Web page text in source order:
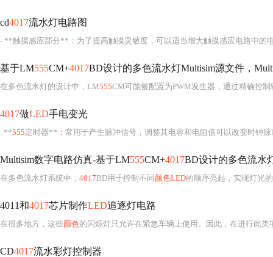
cd4017流水灯电路图
- **触摸感应部分** ： 为了提高触摸灵敏度，可以适当增大触摸感应电路中的
基于LM555CM+4017BD设计的多色流水灯Multisim源文件，
在多色流水灯的设计中，LM555CM可能被配置为PWM发生器，通过精确控
4017做LED手电变光
. **555定时器** ： 常用于产生脉冲信号，调整其电容和电阻值可以改变时钟
Multisim数字电路仿真-基于LM555CM+4017BD设计的多色流水
在多色流水灯系统中， 4017BD用于控制不同颜色LED的顺序亮起，实现灯光
4011和4017芯片制作LED追逐灯电路
在很多地方，这些颜色的闪烁灯只允许在紧急车辆上使用。因此，在进行此类项目时，确保你遵守
CD4017流水彩灯控制器